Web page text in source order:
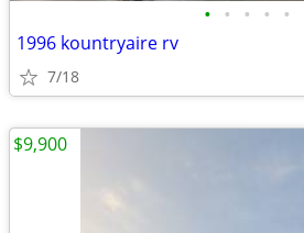
• • • • •
1996 kountryaire rv
7/18
$9,900